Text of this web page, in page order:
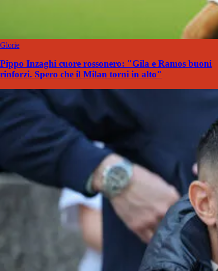
Glorie
Pippo Inzaghi cuore rossonero: "Gila e Ramos buoni
rinforzi. Spero che il Milan torni in alto"